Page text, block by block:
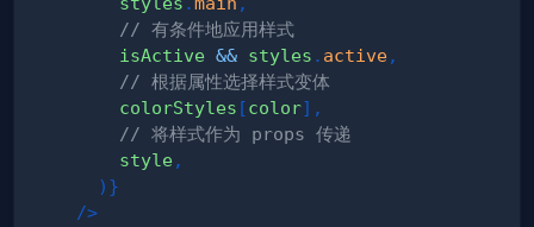
// 有条件地应用样式
        isActive
&& styles . active,
// 根据属性选择样式变体
        colorStyles
[color] ,
// 将样式作为 props 传递
        style
,
) }
/>